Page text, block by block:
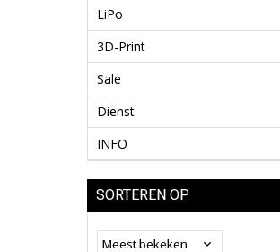
LiPo
3D-Print
Sale
Dienst
INFO
SORTEREN OP